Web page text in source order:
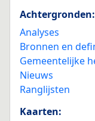
Achtergronden:
Analyses
Bronnen en
Gemeentelijke
Nieuws
Ranglijsten
Kaarten: